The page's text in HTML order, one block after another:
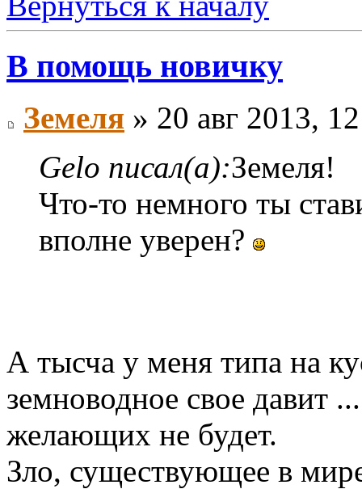
В помощь новичку
Земеля » 20 авг 2013,
Gelo писал(а):Земеля!
Что-то немного ты
вполне уверен?
А тысча у меня типа на
земноводное свое давит
желающих не будет.
Зло, существующее в